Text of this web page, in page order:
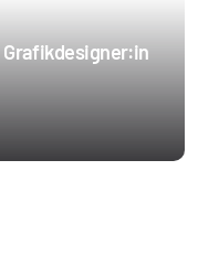
Grafikdesigner:in